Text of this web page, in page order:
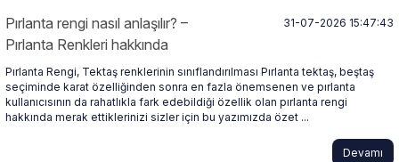
Pırlanta rengi nasıl anlaşılır? –
Pırlanta Renkleri hakkında
31-07-2026 15:47:43
Pırlanta Rengi, Tektaş renklerinin sınıflandırılması Pırlanta tektaş, beştaş
seçiminde karat özelliğinden sonra en fazla önemsenen ve pırlanta
kullanıcısının da rahatlıkla fark edebildiği özellik olan pırlanta rengi
hakkında merak ettiklerinizi sizler için bu yazımızda özet ...
Devamı
Yüzük
Yüzük
Kolye
Kolye
Küpe